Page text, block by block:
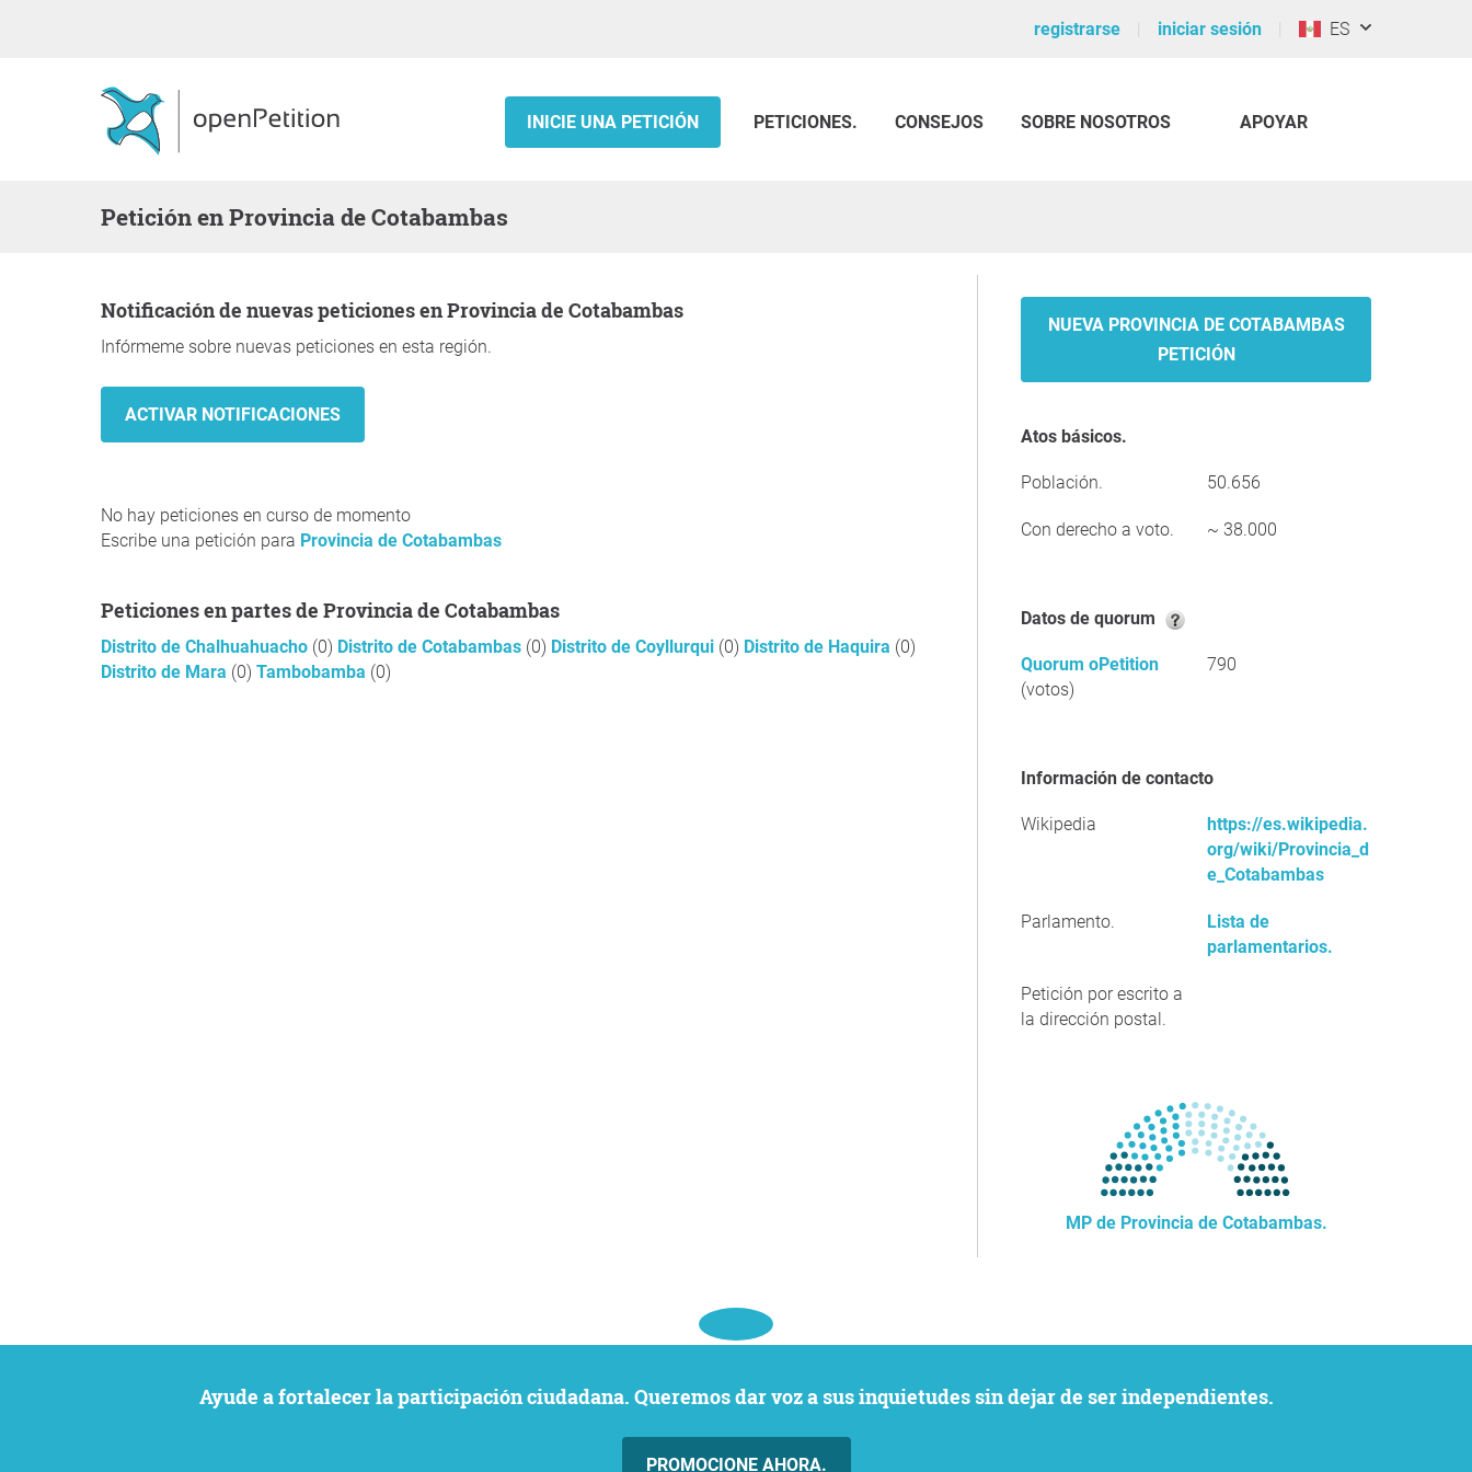
registrarse iniciar sesión ES
INICIE UNA PETICIÓN PETICIONES. CONSEJOS SOBRE NOSOTROS APOYAR
Petición en Provincia de Cotabambas
Notificación de nuevas peticiones en Provincia de Cotabambas
Infórmeme sobre nuevas peticiones en esta región.
No hay peticiones en curso de momento
Escribe una petición para Provincia de Cotabambas
Peticiones en partes de Provincia de Cotabambas
Distrito de Chalhuahuacho (0) Distrito de Cotabambas (0) Distrito de Coyllurqui (0) Distrito de Haquira (0)
Distrito de Mara (0) Tambobamba (0)
NUEVA PROVINCIA DE COTABAMBAS
PETICIÓN
Atos básicos.
Población. 50.656
Con derecho a voto. ~ 38.000
Datos de quorum
Quorum oPetition
(votos)
790
Información de contacto
Wikipedia
https://es.wikipedia.
org/wiki/Provincia_d
e_Cotabambas
Parlamento.
Lista de
parlamentarios.
Petición por escrito a
la dirección postal.
MP de Provincia de Cotabambas.
Ayude a fortalecer la participación ciudadana. Queremos dar voz a sus inquietudes sin dejar de ser independientes.
PROMOCIONE AHORA.